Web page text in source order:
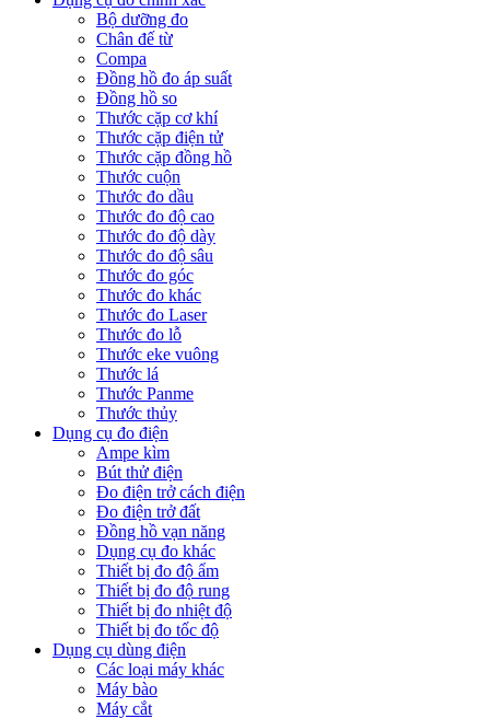
Bộ dưỡng đo
Chân đế từ
Compa
Đồng hồ đo áp suất
Đồng hồ so
Thước cặp cơ khí
Thước cặp điện tử
Thước cặp đồng hồ
Thước cuộn
Thước đo dầu
Thước đo độ cao
Thước đo độ dày
Thước đo độ sâu
Thước đo góc
Thước đo khác
Thước đo Laser
Thước đo lỗ
Thước eke vuông
Thước lá
Thước Panme
Thước thủy
Dụng cụ đo điện
Ampe kìm
Bút thử điện
Đo điện trở cách điện
Đo điện trở đất
Đồng hồ vạn năng
Dụng cụ đo khác
Thiết bị đo độ ẩm
Thiết bị đo độ rung
Thiết bị đo nhiệt độ
Thiết bị đo tốc độ
Dụng cụ dùng điện
Các loại máy khác
Máy bào
Máy cắt